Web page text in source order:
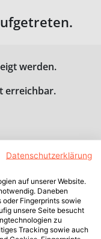
werden.
erreichbar.
Datenschutzerklärung
auf unserer Website.
Daneben
Fingerprints sowie
unsere Seite besucht
zu
Tracking sowie auch